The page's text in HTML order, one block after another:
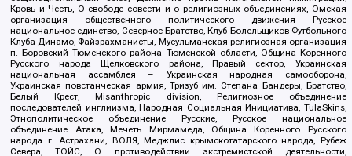
Кровь и Честь, О свободе совести и о религиозных объединениях, Омская
организация общественного политического движения Русское
национальное единство, Северное Братство, Клуб Болельщиков Футбольного
Клуба Динамо, Файзрахманисты, Мусульманская религиозная организация
п. Боровский Тюменского района Тюменской области, Община Коренного
Русского народа Щелковского района, Правый сектор, Украинская
национальная ассамблея – Украинская народная самооборона,
Украинская повстанческая армия, Тризуб им. Степана Бандеры, Братство,
Белый Крест, Misanthropic division, Религиозное объединение
последователей инглиизма, Народная Социальная Инициатива, TulaSkins,
Этнополитическое объединение Русские, Русское национальное
объединение Атака, Мечеть Мирмамеда, Община Коренного Русского
народа г. Астрахани, ВОЛЯ, Меджлис крымскотатарского народа, Рубеж
Севера, ТОЙС, О противодействии экстремистской деятельности,